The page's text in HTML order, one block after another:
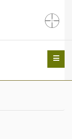
Search